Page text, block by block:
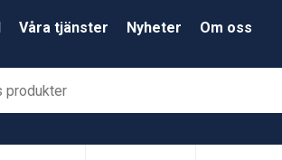
Våra tjänster Nyheter
Om oss